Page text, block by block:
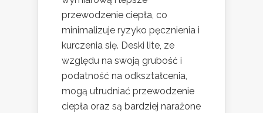
przewodzenie ciepła, co
minimalizuje ryzyko pęcznienia i
kurczenia się. Deski lite, ze
względu na swoją grubość i
podatność na odkształcenia,
mogą utrudniać przewodzenie
ciepła oraz są bardziej narażone